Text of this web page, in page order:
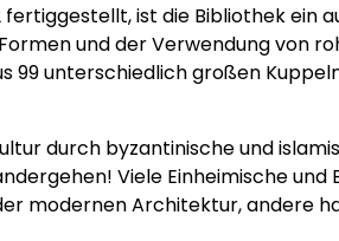
ist die Bibliothek ein
und der Verwendung von
99 unterschiedlich großen
durch byzantinische und
Viele Einheimische und
modernen Architektur, andere